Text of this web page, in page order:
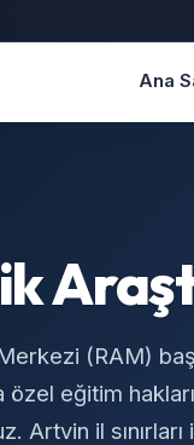
Ana
(RAM)
eğitim hakları
Artvin il sınırları